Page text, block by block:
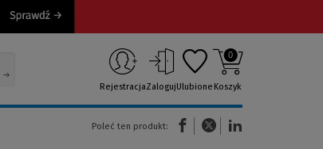
RejestracjaZalogujUlubione
0
Koszyk
Poleć ten produkt:
(Nowe okno)(Link do innej strony)